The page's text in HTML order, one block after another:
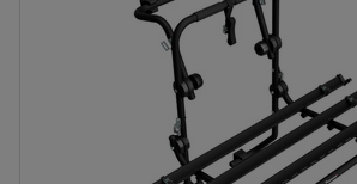
univerzální montážní systém
kompatibilní se